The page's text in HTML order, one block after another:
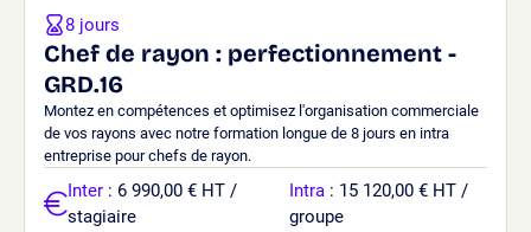
Chef de rayon : perfectionnement -
GRD.16
Montez en compétences et optimisez l'organisation commerciale
de vos rayons avec notre formation longue de 8 jours en intra
entreprise pour chefs de rayon.
8 jours
Inter : 6 990,00 € HT /
stagiaire
Intra: 15 120,00 € HT /
groupe